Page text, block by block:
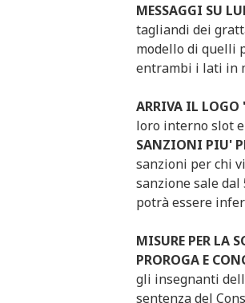
MESSAGGI SU
tagliandi dei
modello di quelli
entrambi i lati in
ARRIVA IL
loro interno slot
SANZIONI PIU'
sanzioni per chi
sanzione sale
potrà essere
MISURE PER LA
PROROGA E
gli insegnanti
sentenza del